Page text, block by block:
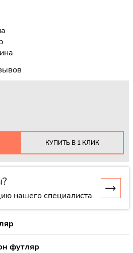
КУПИТЬ В 1 КЛИК
нашего специалиста
футляр